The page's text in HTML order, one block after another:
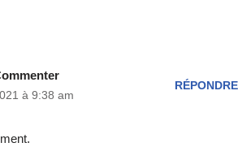
à 9:38 am
RÉPONDRE